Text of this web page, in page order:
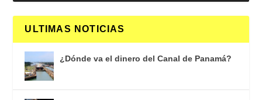
ULTIMAS NOTICIAS
¿Dónde va el dinero del Canal de Panamá?